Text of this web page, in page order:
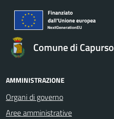
Comune di Capurso
AMMINISTRAZIONE
Organi di governo
Aree amministrative